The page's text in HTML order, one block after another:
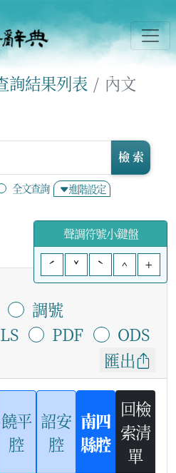
詢結果列表 內文
全文查詢 進階設定
檢 索
聲調符號小鍵盤
ˊ
ˇ ˋ ^ +
調號
PDF
ODS
匯出
饒平
腔
詔安
腔
南四
縣腔
回檢
索清
單